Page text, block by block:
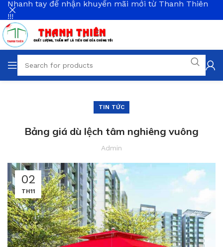
TIN TỨC
Bảng giá dù lệch tâm nghiêng vuông
Admin
02
TH11
Nhanh tay để nhận khuyến mãi mới từ Thanh Thiên
!!!